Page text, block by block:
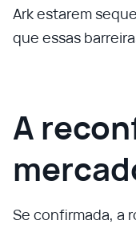
Ark estarem
que essas
A
Se confirmada, a